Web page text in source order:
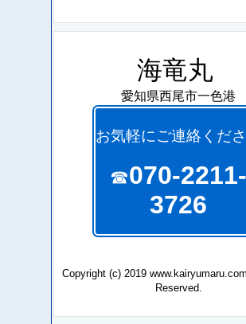
海竜丸
愛知県西尾市一色港
お気軽にご連絡くだ
☎070-2211-
3726
Copyright (c) 2019
Reserved.